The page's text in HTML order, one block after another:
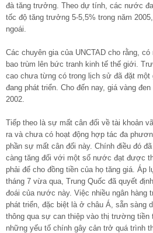
đà tăng trưởng. Theo dự tính, các nước
tốc độ tăng trưởng 5-5,5% trong năm
ngoái.
Các chuyên gia của UNCTAD cho rằng, có
bao trùm lên bức tranh kinh tế thế giới.
cao chưa từng có trong lịch sử đã đặt một
đang phát triển. Cho đến nay, giá vàng
2002.
Tiếp theo là sự mất cân đối về tài khoản
ra và chưa có hoạt động hợp tác đa
phần sự mất cân đối này. Chính điều đó
càng tăng đối với một số nước đạt được
phải để cho đồng tiền của họ tăng giá. Áp
tháng 7 vừa qua, Trung Quốc đã quyết
đoái của nước này. Việc nhiều ngân
phát triển, đặc biệt là ở châu Á, sẵn sàng
thông qua sự can thiệp vào thị trường
những yếu tố chính gây cản trở quá trình